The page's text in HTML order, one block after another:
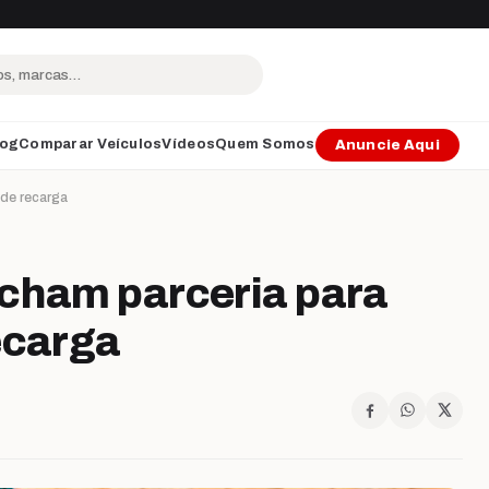
Comparar VeículosVídeosQuem Somos Anuncie Aqui
recarga
parceria para